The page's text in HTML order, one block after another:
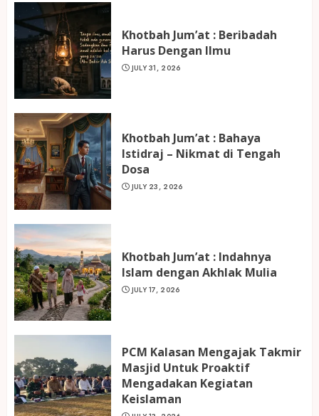
Khotbah Jum’at : Beribadah
Harus Dengan Ilmu
JULY 31, 2026
Khotbah Jum’at : Bahaya
Istidraj – Nikmat di Tengah
Dosa
JULY 23, 2026
Khotbah Jum’at : Indahnya
Islam dengan Akhlak Mulia
JULY 17, 2026
PCM Kalasan Mengajak Takmir
Masjid Untuk Proaktif
Mengadakan Kegiatan
Keislaman